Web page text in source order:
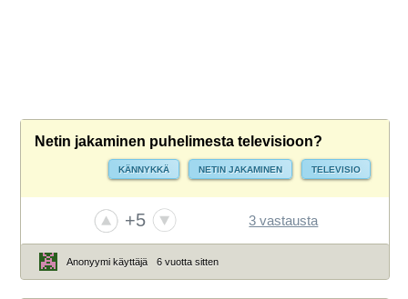
Netin jakaminen puhelimesta televisioon?
KÄNNYKKÄ NETIN JAKAMINEN TELEVISIO
+5 3 vastausta
Anonyymi käyttäjä 6 vuotta sitten